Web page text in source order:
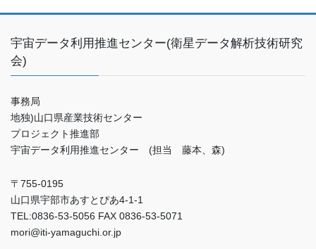
宇宙データ利用推進センター(衛星データ解析技術研究
会)
事務局
地独)山口県産業技術センター
プロジェクト推進部
宇宙データ利用推進センター (担当 藤本、森)
〒755-0195
山口県宇部市あすとぴあ4-1-1
TEL:0836-53-5056 FAX 0836-53-5071
mori@iti-yamaguchi.or.jp